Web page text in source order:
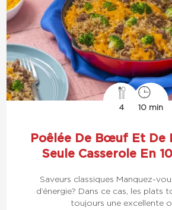
4 10 min
Poêlée De Bœuf Et De
Seule Casserole En
Saveurs classiques Manquez-
d’énergie? Dans ce cas, les plats
toujours une excellente